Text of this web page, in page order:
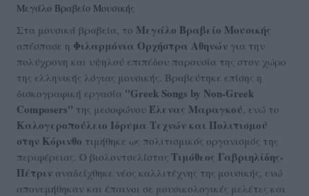
Μεγάλο Βραβείο Μουσικής
Στα μουσικά βραβεία, το Μεγάλο Βραβείο Μουσικής
απέσπασε η Φιλαρμόνια Ορχήστρα Αθηνών για την
πολύχρονη και υψηλού επιπέδου παρουσία της στον χώρο
της ελληνικής λόγιας μουσικής. Βραβεύτηκε επίσης η
δισκογραφική εργασία "Greek Songs by Non-Greek
Composers" της μεσοφώνου Έλενας Μαραγκού , ενώ το
Καλογεροπούλειο Ίδρυμα Τεχνών και Πολιτισμού
στην Κόρινθο τιμήθηκε ως πολιτισμικός οργανισμός της
περιφέρειας. Ο βιολοντσελίστας Τιμόθεος Γαβριηλίδης-
Πέτριν αναδείχθηκε νέος καλλιτέχνης της μουσικής, ενώ
απονεμήθηκαν και έπαινοι σε μουσικολογικές μελέτες και